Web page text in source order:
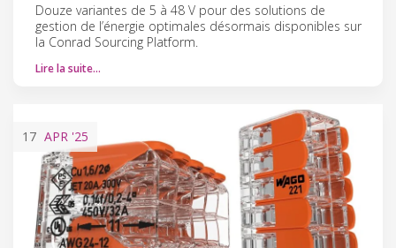
Douze variantes de 5 à 48 V pour des solutions de
gestion de l’énergie optimales désormais disponibles sur
la Conrad Sourcing Platform.
Lire la suite…
17 APR '25